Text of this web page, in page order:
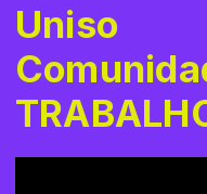
Uniso